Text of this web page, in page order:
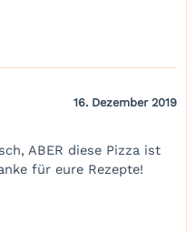
16. Dezember 2019
ABER diese Pizza ist
für eure Rezepte!